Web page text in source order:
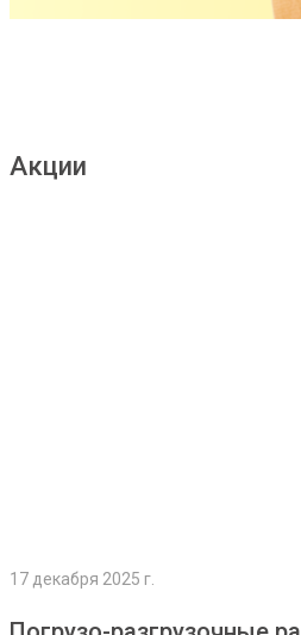
Акции
17 декабря 2025 г.